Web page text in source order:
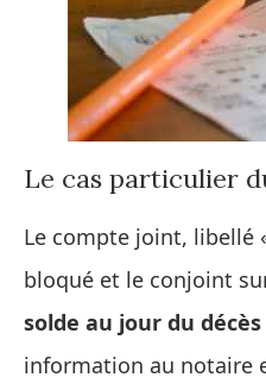
Le cas particulier
Le compte joint, libellé
bloqué et le conjoint
solde au jour du
information au notaire